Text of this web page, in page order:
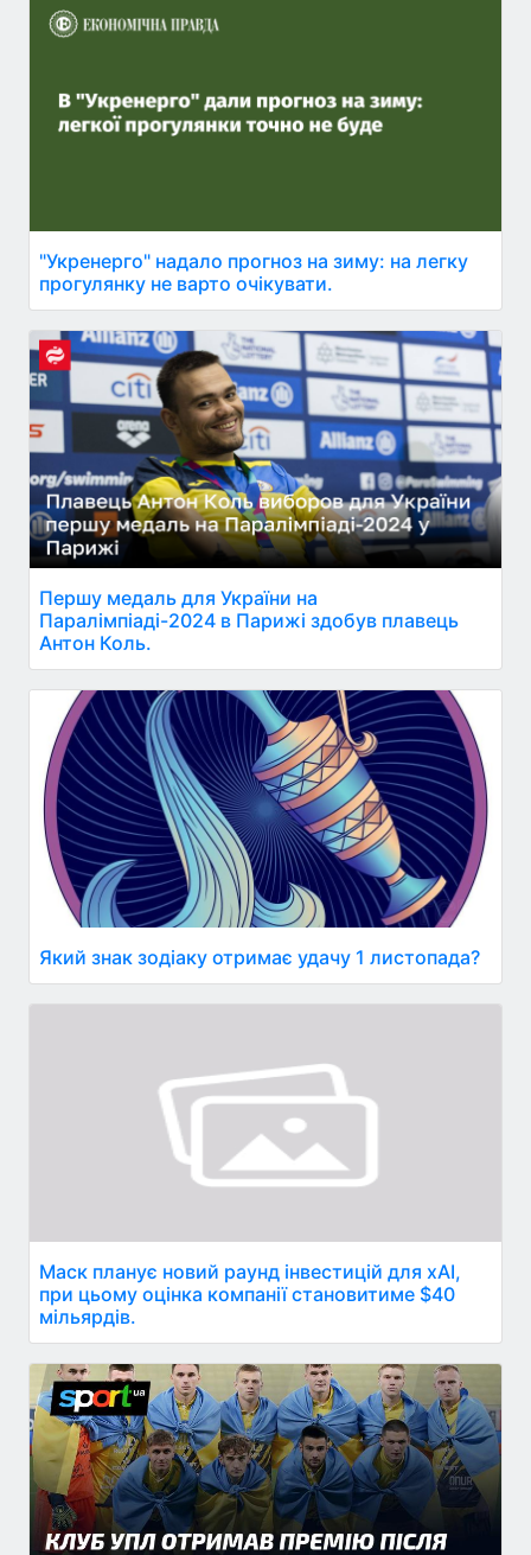
"Укренерго" надало прогноз на зиму: на легку
прогулянку не варто очікувати.
Першу медаль для України на
Паралімпіаді-2024 в Парижі здобув плавець
Антон Коль.
Який знак зодіаку отримає удачу 1 листопада?
Маск планує новий раунд інвестицій для xAI,
при цьому оцінка компанії становитиме $40
мільярдів.